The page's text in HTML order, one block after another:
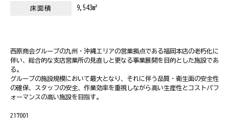
床面積 9,543m²
西原商会グループの九州・沖縄エリアの営業拠点である福岡本店の老朽化に
伴い、総合的な支店営業所の見直しと更なる事業展開を目的とした施設であ
る。
グループの施設規模において最大となり、それに伴う品質・衛生面の安全性
の確保、スタッフの安全、作業効率を重視しながら高い生産性とコストパフ
ォーマンスの高い施設を目指す。
217001